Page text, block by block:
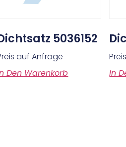
5036152
auf Anfrage
Den Warenkorb
In